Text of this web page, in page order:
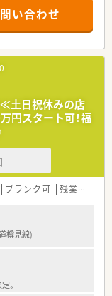
的にバックアップい
務できる「スリーク
ママ薬剤師さんにも
薬販売の際に処方箋
師さん自身が調剤業務
場の企業で、福利厚
い合わせ
土日祝休みの店
円スタート可！福
ブランク可 残業なし(ほぼなし含む)
樽見線)
。